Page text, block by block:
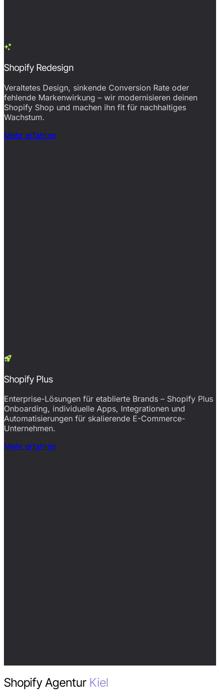
Shopify Redesign
Veraltetes Design, sinkende Conversion Rate oder
fehlende Markenwirkung – wir modernisieren deinen
Shopify Shop und machen ihn fit für nachhaltiges
Wachstum.
Mehr erfahren
Shopify Plus
Enterprise-Lösungen für etablierte Brands – Shopify Plus
Onboarding, individuelle Apps, Integrationen und
Automatisierungen für skalierende E-Commerce-
Unternehmen.
Mehr erfahren
Shopify Agentur Kiel